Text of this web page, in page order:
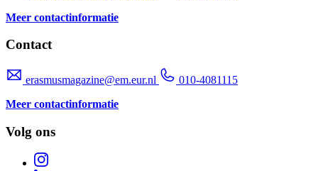
Meer contactinformatie
Contact
erasmusmagazine@em.eur.nl
010-4081115
Meer contactinformatie
Volg ons